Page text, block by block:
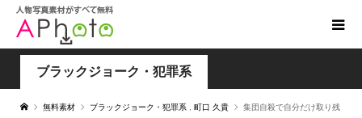
ブラックジョーク・犯罪系
無料素材 ブラックジョーク・犯罪系 町口 久貴
集団自殺で自分だけ取り残